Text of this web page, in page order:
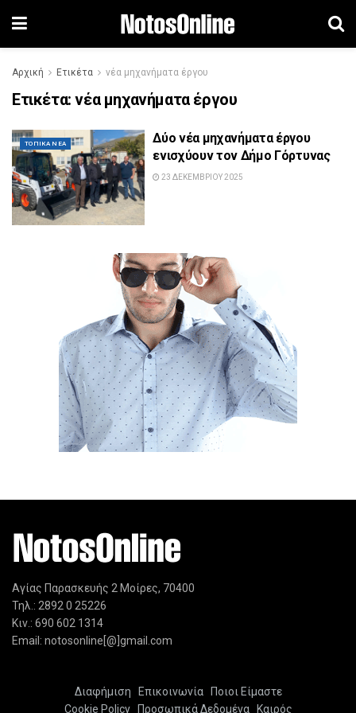
Αρχική Ετικέτα νέα μηχανήματα έργου
Ετικέτα:νέα μηχανήματα έργου
ΤΟΠΙΚΆ ΝΈΑ
Δύο νέα μηχανήματα έργου
ενισχύουν τον Δήμο Γόρτυνας
23 ΔΕΚΕΜΒΡΊΟΥ 2025
Αγίας Παρασκευής 2 Μοίρες, 70400
Τηλ.: 2892 0 25226
Κιν.: 690 602 1314
Email: notosonline[@]gmail.com
Διαφήμιση Επικοινωνία Ποιοι Είμαστε
Cookie Policy Προσωπικά Δεδομένα Καιρός